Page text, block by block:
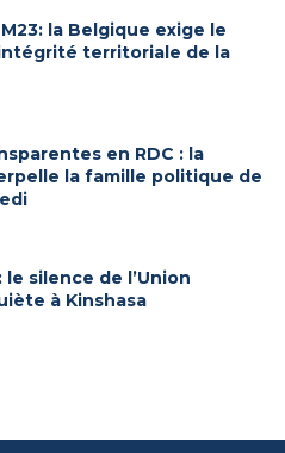
la Belgique exige le
territoriale de la
en RDC : la
la famille politique de
le silence de l’Union
à Kinshasa